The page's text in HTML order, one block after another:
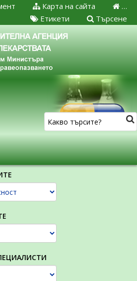
…
Карта на сайта
Търсене
Етикети